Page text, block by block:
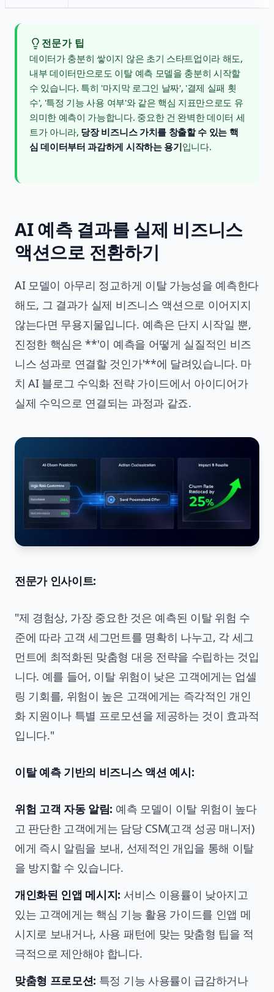
전문가 팁
데이터가 충분히 쌓이지 않은 초기 스타트업이라 해도,
내부 데이터만으로도 이탈 예측 모델을 충분히 시작할
수 있습니다. 특히 '마지막 로그인 날짜', '결제 실패 횟
수', '특정 기능 사용 여부'와 같은 핵심 지표만으로도 유
의미한 예측이 가능합니다. 중요한 건 완벽한 데이터 세
트가 아니라, 당장 비즈니스 가치를 창출할 수 있는 핵
심 데이터부터 과감하게 시작하는 용기입니다.
AI 예측 결과를 실제 비즈니스
액션으로 전환하기
AI 모델이 아무리 정교하게 이탈 가능성을 예측한다
해도, 그 결과가 실제 비즈니스 액션으로 이어지지
않는다면 무용지물입니다. 예측은 단지 시작일 뿐,
진정한 핵심은 **'이 예측을 어떻게 실질적인 비즈
니스 성과로 연결할 것인가'**에 달려있습니다. 마
치AI 블로그 수익화 전략 가이드에서 아이디어가
실제 수익으로 연결되는 과정과 같죠.
전문가 인사이트:
"제 경험상, 가장 중요한 것은 예측된 이탈 위험 수
준에 따라 고객 세그먼트를 명확히 나누고, 각 세그
먼트에 최적화된 맞춤형 대응 전략을 수립하는 것입
니다. 예를 들어, 이탈 위험이 낮은 고객에게는 업셀
링 기회를, 위험이 높은 고객에게는 즉각적인 개인
화 지원이나 특별 프로모션을 제공하는 것이 효과적
입니다."
이탈 예측 기반의 비즈니스 액션 예시:
위험 고객 자동 알림: 예측 모델이 이탈 위험이 높다
고 판단한 고객에게는 담당 CSM(고객 성공 매니저)
에게 즉시 알림을 보내, 선제적인 개입을 통해 이탈
을 방지할 수 있습니다.
개인화된 인앱 메시지: 서비스 이용률이 낮아지고
있는 고객에게는 핵심 기능 활용 가이드를 인앱 메
시지로 보내거나, 사용 패턴에 맞는 맞춤형 팁을 적
극적으로 제안해야 합니다.
맞춤형 프로모션: 특정 기능 사용률이 급감하거나